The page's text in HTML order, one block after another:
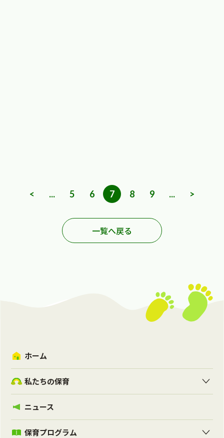
< ... 5 6 7 8 9 ... >
一覧へ戻る
ホーム
私たちの保育
ニュース
保育プログラム